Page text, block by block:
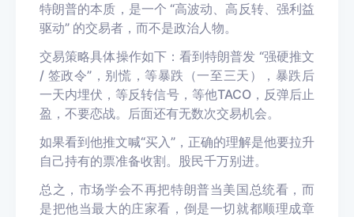
特朗普的本质，是一个 “高波动、高反转、强利益
驱动” 的交易者，而不是政治人物。
交易策略具体操作如下：看到特朗普发 “强硬推文
/ 签政令”，别慌，等暴跌（一至三天），暴跌后
一天内埋伏，等反转信号，等他TACO，反弹后止
盈，不要恋战。后面还有无数次交易机会。
如果看到他推文喊“买入”，正确的理解是他要拉升
自己持有的票准备收割。股民千万别进。
总之，市场学会不再把特朗普当美国总统看，而
是把他当最大的庄家看，倒是一切就都顺理成章